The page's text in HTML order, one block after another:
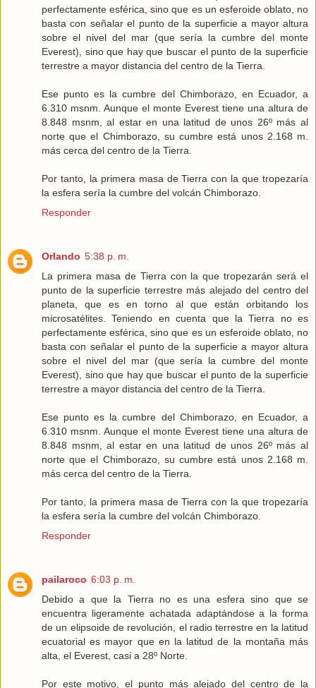
perfectamente esférica, sino que es un esferoide oblato, no
basta con señalar el punto de la superficie a mayor altura
sobre el nivel del mar (que sería la cumbre del monte
Everest), sino que hay que buscar el punto de la superficie
terrestre a mayor distancia del centro de la Tierra.
Ese punto es la cumbre del Chimborazo, en Ecuador, a
6.310 msnm. Aunque el monte Everest tiene una altura de
8.848 msnm, al estar en una latitud de unos 26º más al
norte que el Chimborazo, su cumbre está unos 2.168 m.
más cerca del centro de la Tierra.
Por tanto, la primera masa de Tierra con la que tropezaría
la esfera sería la cumbre del volcán Chimborazo.
Responder
Orlando 5:38 p. m.
La primera masa de Tierra con la que tropezarán será el
punto de la superficie terrestre más alejado del centro del
planeta, que es en torno al que están orbitando los
microsatélites. Teniendo en cuenta que la Tierra no es
perfectamente esférica, sino que es un esferoide oblato, no
basta con señalar el punto de la superficie a mayor altura
sobre el nivel del mar (que sería la cumbre del monte
Everest), sino que hay que buscar el punto de la superficie
terrestre a mayor distancia del centro de la Tierra.
Ese punto es la cumbre del Chimborazo, en Ecuador, a
6.310 msnm. Aunque el monte Everest tiene una altura de
8.848 msnm, al estar en una latitud de unos 26º más al
norte que el Chimborazo, su cumbre está unos 2.168 m.
más cerca del centro de la Tierra.
Por tanto, la primera masa de Tierra con la que tropezaría
la esfera sería la cumbre del volcán Chimborazo.
Responder
pailaroco 6:03 p. m.
Debido a que la Tierra no es una esfera sino que se
encuentra ligeramente achatada adaptándose a la forma
de un elipsoide de revolución, el radio terrestre en la latitud
ecuatorial es mayor que en la latitud de la montaña más
alta, el Everest, casi a 28º Norte.
Por este motivo, el punto más alejado del centro de la